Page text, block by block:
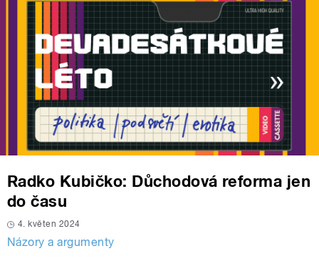
Radko Kubičko: Důchodová reforma jen
do času
4. květen 2024
Názory a argumenty